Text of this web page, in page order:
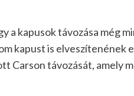
kapusok távozása még
kapust is elveszítenének
Carson távozását, amely